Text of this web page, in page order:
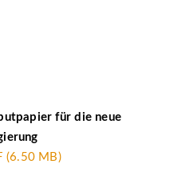
für die neue
(6.50 MB)